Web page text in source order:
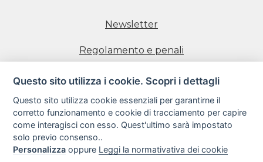
Newsletter
Regolamento e penali
Prenotazione visite
Informativa estesa sull'uso dei Cookie
Informativa sulla Privacy
Condizioni di utilizzo del sito web
Questo sito utilizza i cookie. Scopri i dettagli
Questo sito utilizza cookie essenziali per garantirne il
corretto funzionamento e cookie di tracciamento per capire
come interagisci con esso. Quest'ultimo sarà impostato
solo previo consenso..
Personalizza oppure Leggi la normativativa dei cookie